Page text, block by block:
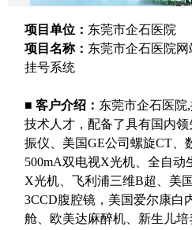
项目单位： 东莞市企石医院
项目名称： 东莞市企石医院
挂号系统
■ 客户介绍： 东莞市企石医院,
技术人才，配备了具有国内
振仪、美国GE公司螺旋CT
500mA双电视X光机、全自动
X光机、飞利浦三维B超、美
3CCD腹腔镜，美国爱尔康白
舱、欧美达麻醉机、新生儿